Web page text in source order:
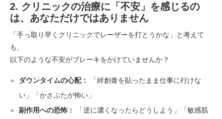
2. クリニックの治療に「不安」を感じるの
は、あなただけではありません
「手っ取り早くクリニックでレーザーを打とうかな」と考えて
も、
以下のような不安がブレーキをかけていませんか？
ダウンタイムの心配：
「絆創膏を貼ったまま仕事に行けな
い」「かさぶたが怖い」
副作用への恐怖：
「逆に濃くなったらどうしよう」「敏感肌